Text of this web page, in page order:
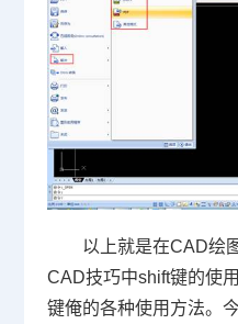
以上就是在CAD绘
CAD技巧中shift键的使
键俺的各种使用方法。